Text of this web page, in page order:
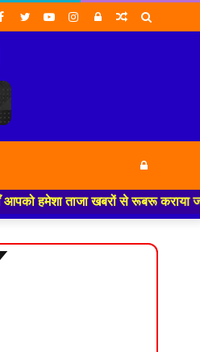
Random
Log
Instagram
YouTube
Twitter
Facebook
Log
In
हमेशा ताजा खबरों से रूबरू कराया